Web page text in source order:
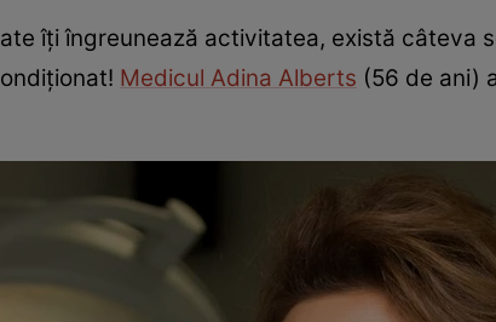
îți îngreunează activitatea, există câteva
Medicul Adina Alberts (56 de ani)